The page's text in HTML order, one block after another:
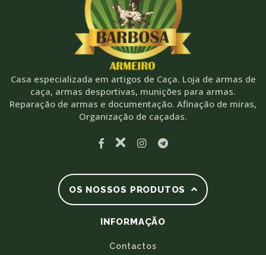
Casa especializada em artigos de Caça. Loja de armas de
caça, armas desportivas, munições para armas.
Reparação de armas e documentação. Afinação de miras,
Organização de caçadas.
OS NOSSOS PRODUTOS
INFORMAÇÃO
Contactos